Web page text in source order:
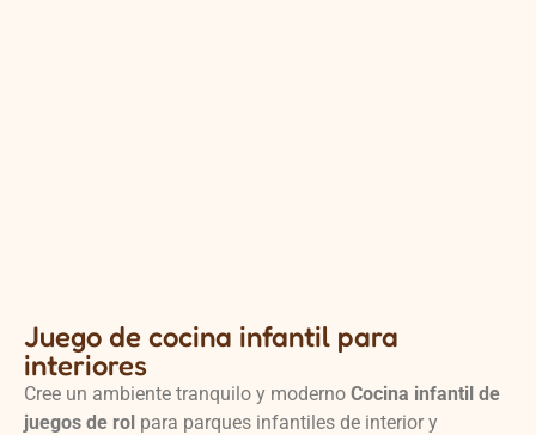
Juego de cocina infantil para
interiores
Cree un ambiente tranquilo y moderno Cocina infantil de
juegos de rol para parques infantiles de interior y